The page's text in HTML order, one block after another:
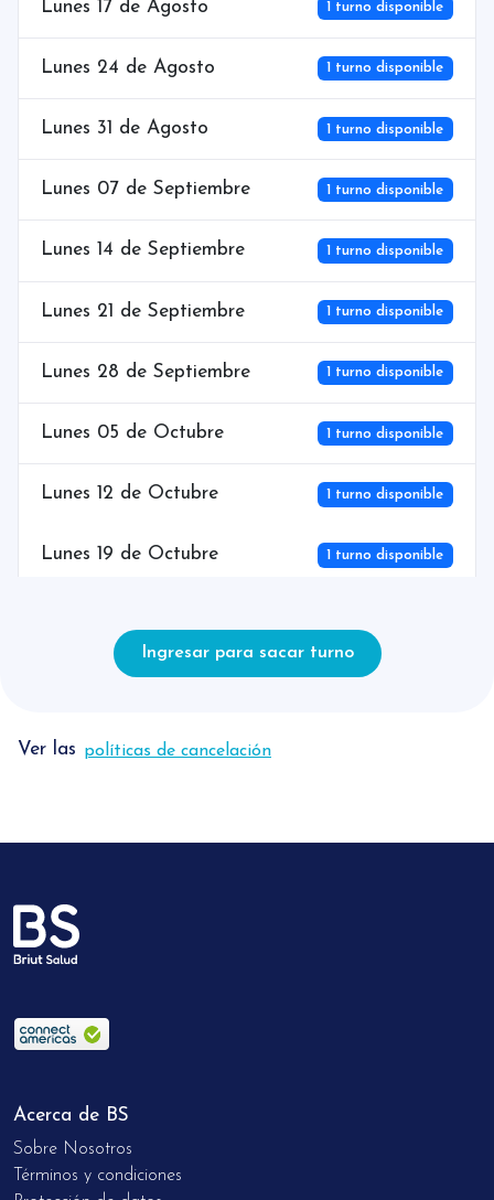
Lunes 17 de Agosto 1 turno disponible
Lunes 24 de Agosto 1 turno disponible
Lunes 31 de Agosto 1 turno disponible
Lunes 07 de Septiembre 1 turno disponible
Lunes 14 de Septiembre 1 turno disponible
Lunes 21 de Septiembre 1 turno disponible
Lunes 28 de Septiembre 1 turno disponible
Lunes 05 de Octubre 1 turno disponible
Lunes 12 de Octubre 1 turno disponible
Lunes 19 de Octubre 1 turno disponible
Ingresar para sacar turno
Ver las políticas de cancelación
Acerca de BS
Sobre Nosotros
Términos y condiciones